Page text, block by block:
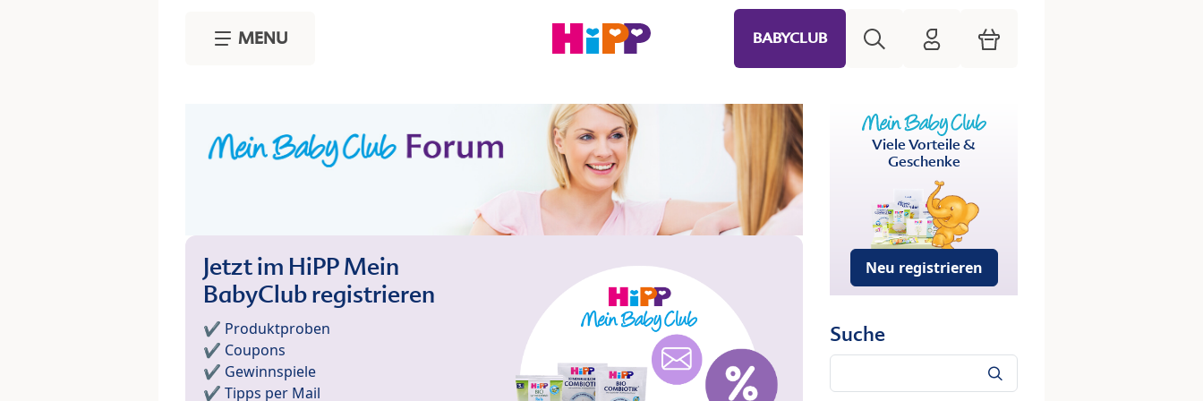
MENU BABYCLUB HiPP Mein Babyclub
Warenkorb
Jetzt im HiPP Mein
BabyClub registrieren
✔️ Produktproben
✔️ Coupons
✔️ Gewinnspiele
✔️ Tipps per Mail
Viele Vorteile &
Geschenke
Neu registrieren
Suche